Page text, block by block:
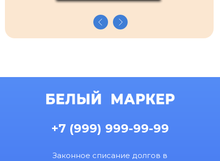
Законное списание долгов в
+7 (999) 999-99-99